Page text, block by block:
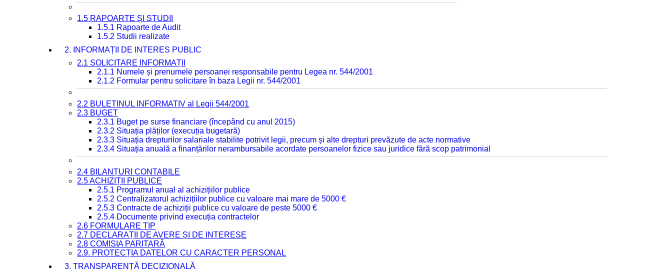
1.5 RAPOARTE ȘI STUDII
1.5.1 Rapoarte de Audit
1.5.2 Studii realizate
2. INFORMAȚII DE INTERES PUBLIC
2.1 SOLICITARE INFORMAȚII
2.1.1 Numele și prenumele persoanei responsabile pentru Legea nr. 544/2001
2.1.2 Formular pentru solicitare în baza Legii nr. 544/2001
2.2 BULETINUL INFORMATIV al Legii 544/2001
2.3 BUGET
2.3.1 Buget pe surse financiare (începând cu anul 2015)
2.3.2 Situația plăților (execuția bugetară)
2.3.3 Situația drepturilor salariale stabilite potrivit legii, precum și alte drepturi prevăzute de acte normative
2.3.4 Situația anuală a finanțărilor nerambursabile acordate persoanelor fizice sau juridice fără scop patrimonial
2.4 BILANȚURI CONTABILE
2.5 ACHIZIȚII PUBLICE
2.5.1 Programul anual al achizițiilor publice
2.5.2 Centralizatorul achizițiilor publice cu valoare mai mare de 5000 €
2.5.3 Contracte de achiziții publice cu valoare de peste 5000 €
2.5.4 Documente privind execuția contractelor
2.6 FORMULARE TIP
2.7 DECLARAȚII DE AVERE ȘI DE INTERESE
2.8 COMISIA PARITARĂ
2.9. PROTECȚIA DATELOR CU CARACTER PERSONAL
3. TRANSPARENȚĂ DECIZIONALĂ